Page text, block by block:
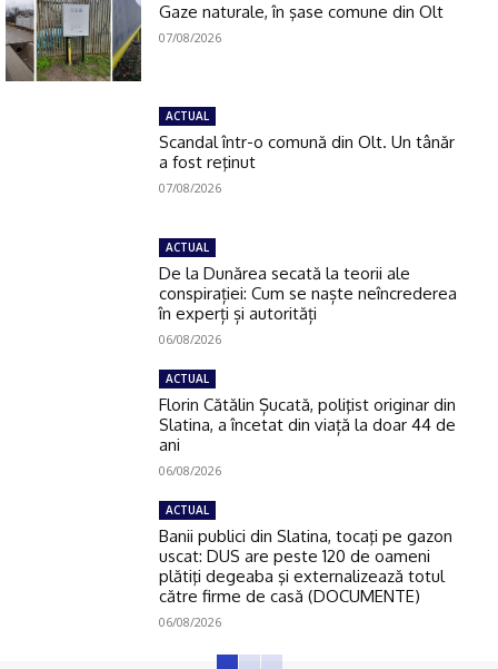
Gaze naturale, în şase comune din Olt
07/08/2026
ACTUAL
Scandal într-o comună din Olt. Un tânăr
a fost reţinut
07/08/2026
ACTUAL
De la Dunărea secată la teorii ale
conspirației: Cum se naște neîncrederea
în experți și autorități
06/08/2026
ACTUAL
Florin Cătălin Șucată, poliţist originar din
Slatina, a încetat din viață la doar 44 de
ani
06/08/2026
ACTUAL
Banii publici din Slatina, tocaţi pe gazon
uscat: DUS are peste 120 de oameni
plătiţi degeaba şi externalizează totul
către firme de casă (DOCUMENTE)
06/08/2026